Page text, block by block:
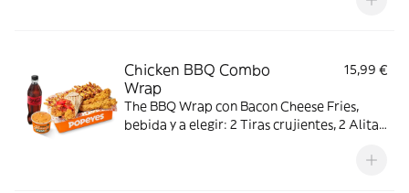
Chicken BBQ Combo
Wrap
15,99 €
The BBQ Wrap con Bacon Cheese Fries,
bebida y a elegir: 2 Tiras crujientes, 2 Alitas